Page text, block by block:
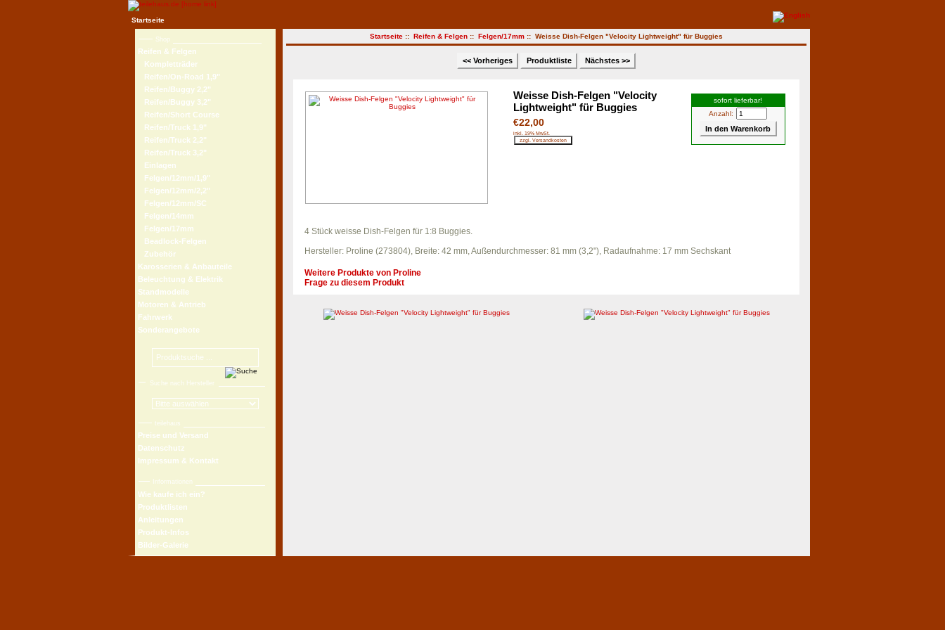
Startseite
Shop
Reifen & Felgen
Kompletträder
Reifen/On-Road 1,9"
Reifen/Buggy 2,2"
Reifen/Buggy 3,2"
Reifen/Short Course
Reifen/Truck 1,9"
Reifen/Truck 2,2"
Reifen/Truck 3,2"
Einlagen
Felgen/12mm/1,9"
Felgen/12mm/2,2"
Felgen/12mm/SC
Felgen/14mm
Felgen/17mm
Beadlock-Felgen
Zubehör
Karosserien & Anbauteile
Beleuchtung & Elektrik
Standmodelle
Motoren & Antrieb
Fahrwerk
Sonderangebote
Suche nach Hersteller
teilehaus
Preise und Versand
Datenschutz
Impressum & Kontakt
Informationen
Wie kaufe ich ein?
Produktlisten
Anleitungen
Produkt-Infos
Bilder-Galerie
Startseite :: Reifen & Felgen :: Felgen/17mm :: Weisse Dish-Felgen "Velocity Lightweight" für Buggies
<< Vorheriges Produktliste Nächstes >>
sofort lieferbar!
Anzahl:
Weisse Dish-Felgen "Velocity
Lightweight" für Buggies
€22,00
inkl. 19% MwSt.
4 Stück weisse Dish-Felgen für 1:8 Buggies.
Hersteller: Proline (273804), Breite: 42 mm, Außendurchmesser: 81 mm (3,2"), Radaufnahme: 17 mm Sechskant
Weitere Produkte von Proline
Frage zu diesem Produkt